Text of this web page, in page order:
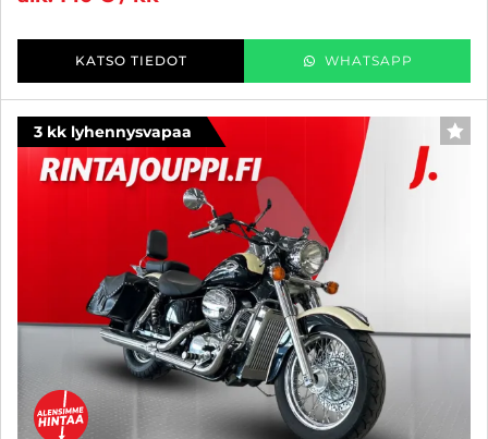
KATSO TIEDOT WHATSAPP
3 kk lyhennysvapaa